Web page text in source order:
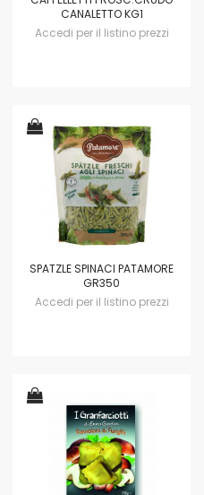
CANALETTO KG1
Accedi per il listino prezzi
SPATZLE SPINACI PATAMORE
GR350
Accedi per il listino prezzi